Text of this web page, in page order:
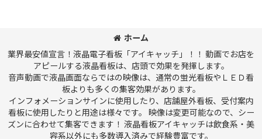
ホーム
業界最安値宣言！液晶電子看板「アイキャッチ」！！ 動画でお店を
アピールする液晶看板は、店頭で効果を発揮します。
音声動画で液晶画面ならではの映像は、通常の蛍光看板やＬＥＤ看
板よりも多くの集客効果があります。
インフォメーションサインに使用したり、店舗屋外看板、受付案内
看板に使用したりと用途は様々です。 映像は変更可能なので、シー
ズンに合わせて集客できます！ 液晶看板アイキャッチは飲食系・美
容系以外にも多数導入済みで経験豊富です。